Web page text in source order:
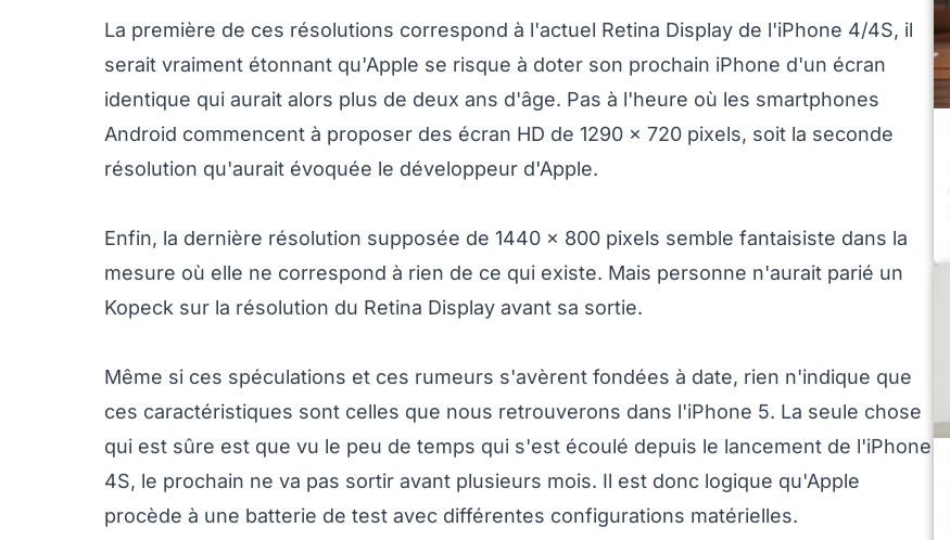
La première de ces résolutions correspond à l'actuel Retina Display de l'iPhone 4/4S, il
serait vraiment étonnant qu'Apple se risque à doter son prochain iPhone d'un écran
identique qui aurait alors plus de deux ans d'âge. Pas à l'heure où les smartphones
Android commencent à proposer des écran HD de 1290 x 720 pixels, soit la seconde
résolution qu'aurait évoquée le développeur d'Apple.
Enfin, la dernière résolution supposée de 1440 x 800 pixels semble fantaisiste dans la
mesure où elle ne correspond à rien de ce qui existe. Mais personne n'aurait parié un
Kopeck sur la résolution du Retina Display avant sa sortie.
Même si ces spéculations et ces rumeurs s'avèrent fondées à date, rien n'indique que
ces caractéristiques sont celles que nous retrouverons dans l'iPhone 5. La seule chose
qui est sûre est que vu le peu de temps qui s'est écoulé depuis le lancement de l'iPhone
4S, le prochain ne va pas sortir avant plusieurs mois. Il est donc logique qu'Apple
procède à une batterie de test avec différentes configurations matérielles.